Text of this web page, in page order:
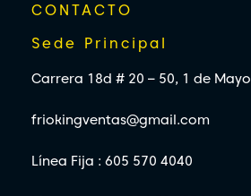
CONTACTO
Sede Principal
Carrera 18d # 20 – 50, 1 de Mayo
friokingventas@gmail.com
Línea Fija : 605 570 4040